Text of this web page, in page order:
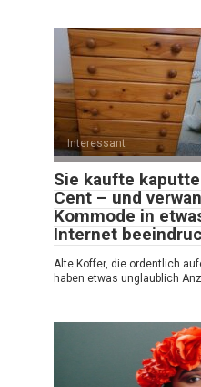
Interessant
Sie kaufte
Cent – und
Kommode in
Internet
Alte Koffer, die ordentlich
haben etwas unglaublich